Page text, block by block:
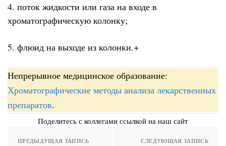
4. поток жидкости или газа на входе в
хроматографическую колонку;
5. флюид на выходе из колонки.+
Непрерывное медицинское образование:
Хроматографические методы анализа лекарственных
препаратов.
Поделитесь с коллегами ссылкой на наш сайт
ПРЕДЫДУЩАЯ ЗАПИСЬ СЛЕДУЮЩАЯ ЗАПИСЬ